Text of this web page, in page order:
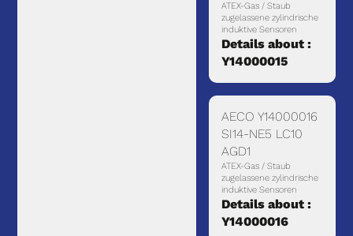
ATEX-Gas / Staub
zugelassene zylindrische
induktive Sensoren
Details about :
Y14000015
AECO Y14000016
SI14-NE5 LC10
AGD1
ATEX-Gas / Staub
zugelassene zylindrische
induktive Sensoren
Details about :
Y14000016